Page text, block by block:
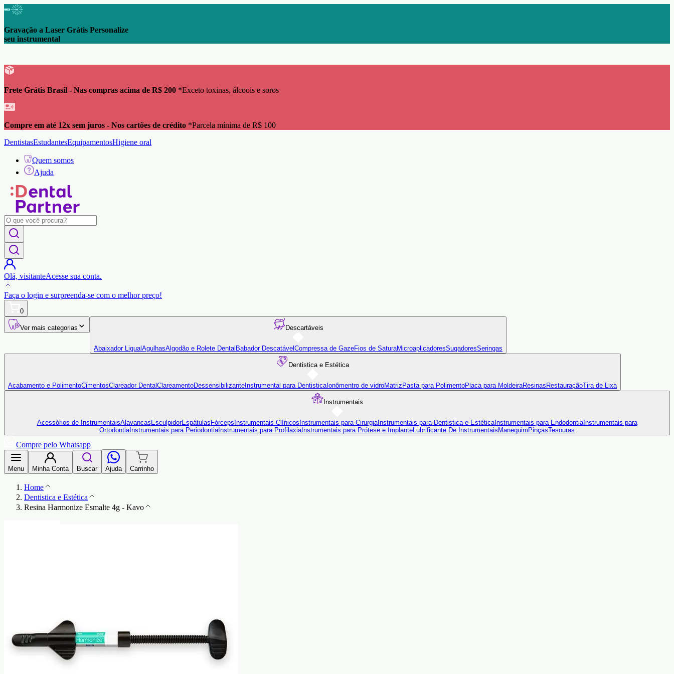
Gravação a Laser Grátis Personalize
seu instrumental
Frete Grátis Brasil - Nas compras acima de R$ 200 *Exceto toxinas, álcoois e soros
Compre em até 12x sem juros - Nos cartões de crédito *Parcela mínima de R$ 100
DentistasEstudantesEquipamentosHigiene oral
Quem somos
Ajuda
Olá, visitanteAcesse sua conta.
Faça o login e surpreenda-se com o melhor preço!
0
Ver mais categorias Descartáveis
Abaixador Ligual AgulhasAlgodão e Rolete Dental Babador Descatável Compressa de GazeFios de SaturaMicroaplicadoresSugadoresSeringas
Dentistica e Estética
Acabamento e PolimentoCimentosClareador Dental ClareamentoDessensibilizante Instrumental para Dentistica Ionômentro de vidroMatriz Pasta para PolimentoPlaca para MoldeiraResinas RestauraçãoTira de Lixa
Instrumentais
Acessórios de InstrumentaisAlavancas EsculpidorEspátulas Fórceps Instrumentais Clínicos Instrumentais para CirurgiaInstrumentais para Dentistica e EstéticaInstrumentais para EndodontiaInstrumentais para
Ortodontia Instrumentais para Periodontia Instrumentais para Profilaxia Instrumentais para Prótese e Implante Lubrificante De Instrumentais Manequim PinçasTesouras
Compre pelo Whatsapp
Menu Minha Conta Buscar Ajuda Carrinho
Home
Dentistica e Estética
Resina Harmonize Esmalte 4g - Kavo